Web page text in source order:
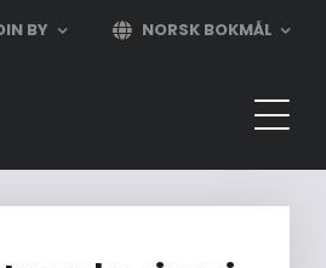
BY NORSK BOKMÅL